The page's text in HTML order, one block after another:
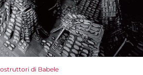
di Babele